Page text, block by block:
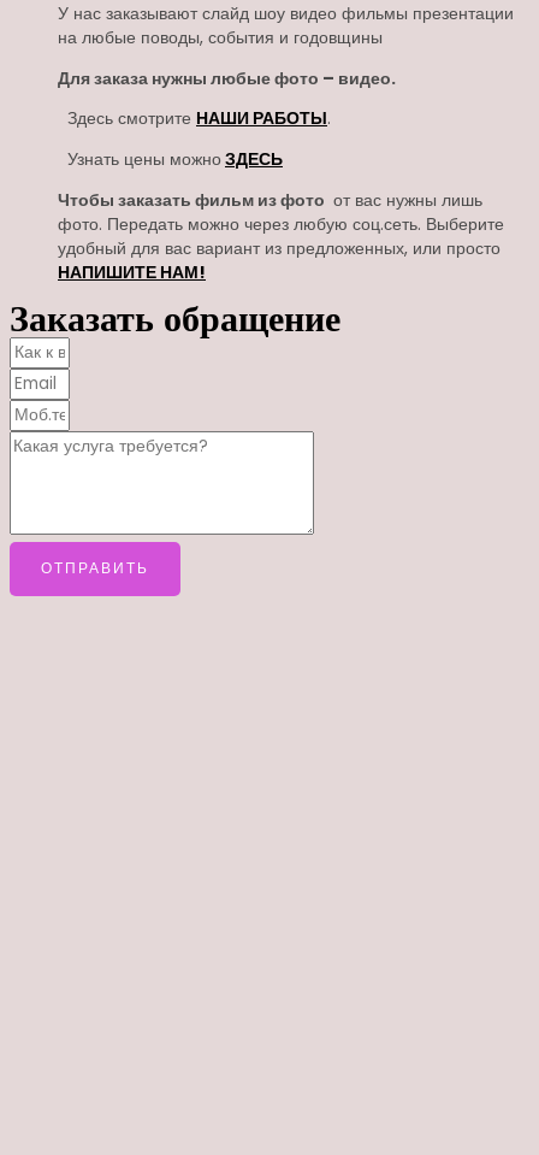
У нас заказывают слайд шоу видео фильмы презентации
на любые поводы, события и годовщины
Для заказа нужны любые фото – видео.
Здесь смотрите НАШИ РАБОТЫ.
Узнать цены можноЗДЕСЬ
Чтобы заказать фильм из фото от вас нужны лишь
фото. Передать можно через любую соц.сеть. Выберите
удобный для вас вариант из предложенных, или просто
НАПИШИТЕ НАМ!
Заказать обращение
ОТПРАВИТЬ